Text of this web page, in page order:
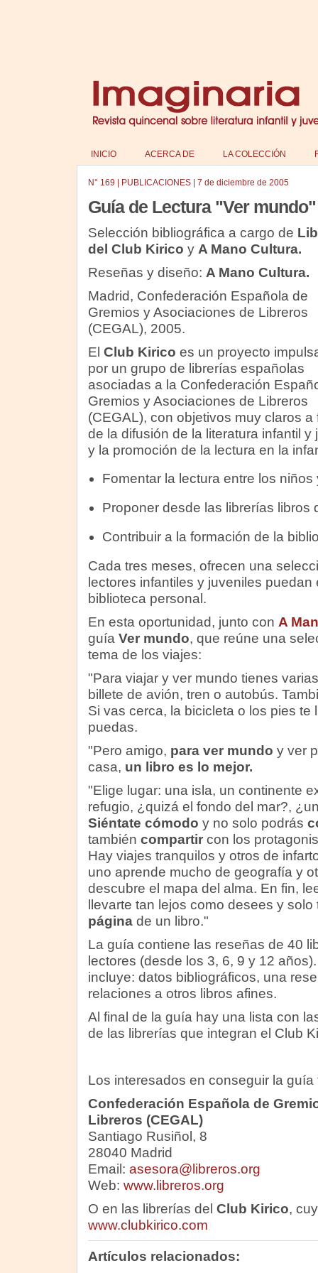
INICIO ACERCA DE LA COLECCIÓN
N° 169 PUBLICACIONES| 7 de diciembre de 2005
Guía de Lectura "Ver mundo"
Selección bibliográfica a cargo de
del Club Kirico y A Mano Cultura.
Reseñas y diseño: A Mano Cultura.
Madrid, Confederación Española de
Gremios y Asociaciones de Libreros
(CEGAL), 2005.
El Club Kirico es un proyecto
por un grupo de librerías españolas
asociadas a la Confederación
Gremios y Asociaciones de Libreros
(CEGAL), con objetivos muy claros a
de la difusión de la literatura infantil y
y la promoción de la lectura en la
Fomentar la lectura entre los niños
Proponer desde las librerías libros
Contribuir a la formación de la
Cada tres meses, ofrecen una
lectores infantiles y juveniles puedan
biblioteca personal.
En esta oportunidad, junto con A
guía Ver mundo, que reúne una
tema de los viajes:
"Para viajar y ver mundo tienes
billete de avión, tren o autobús.
Si vas cerca, la bicicleta o los pies te
puedas.
"Pero amigo, para ver mundo y ver
casa, un libro es lo mejor.
"Elige lugar: una isla, un continente
refugio, ¿quizá el fondo del mar?,
Siéntate cómodo y no solo podrás
también compartircon los
Hay viajes tranquilos y otros de
uno aprende mucho de geografía y
descubre el mapa del alma. En fin,
llevarte tan lejos como desees y
página de un libro."
La guía contiene las reseñas de 40
lectores (desde los 3, 6, 9 y 12
incluye: datos bibliográficos, una
relaciones a otros libros afines.
Al final de la guía hay una lista con
de las librerías que integran el Club
Los interesados en conseguir la
Confederación Española de
Libreros (CEGAL)
Santiago Rusiñol, 8
28040 Madrid
Email: asesora@libreros.org
Web: www.libreros.org
O en las librerías del Club Kirico,
www.clubkirico.com
Artículos relacionados: